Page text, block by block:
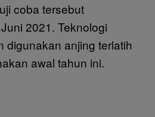
coba tersebut
2021. Teknologi
digunakan anjing terlatih
awal tahun ini.